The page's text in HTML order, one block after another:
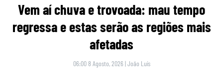
Vem aí chuva e trovoada: mau tempo
regressa e estas serão as regiões mais
afetadas
06:00 8 Agosto, 2026 |João Luís